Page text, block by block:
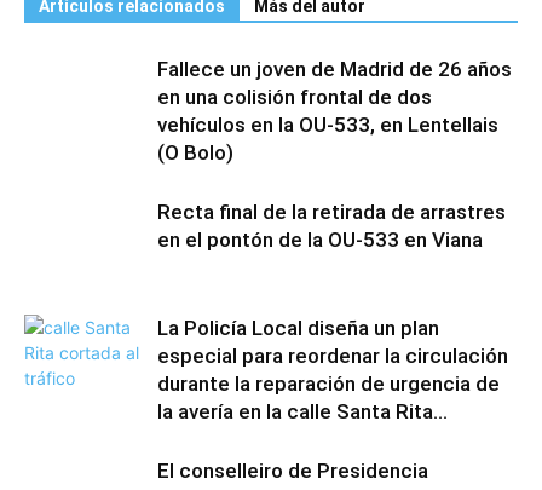
Artículos relacionados Más del autor
Fallece un joven de Madrid de 26 años
en una colisión frontal de dos
vehículos en la OU-533, en Lentellais
(O Bolo)
Recta final de la retirada de arrastres
en el pontón de la OU-533 en Viana
La Policía Local diseña un plan
especial para reordenar la circulación
durante la reparación de urgencia de
la avería en la calle Santa Rita...
El conselleiro de Presidencia